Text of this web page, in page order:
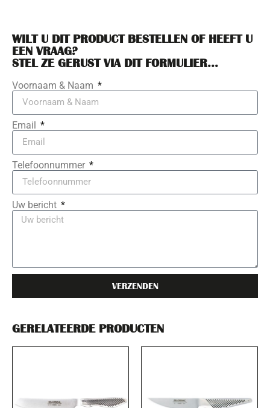
GERELATEERDE PRODUCTEN
WILT U DIT PRODUCT BESTELLEN OF HEEFT U
EEN VRAAG?
STEL ZE GERUST VIA DIT FORMULIER...
Voornaam & Naam
Email
Telefoonnummer
Uw bericht
VERZENDEN